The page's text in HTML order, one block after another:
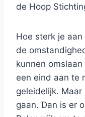
de Hoop
Hoe sterk je
de
kunnen
een eind aan te
geleidelijk.
gaan. Dan is er